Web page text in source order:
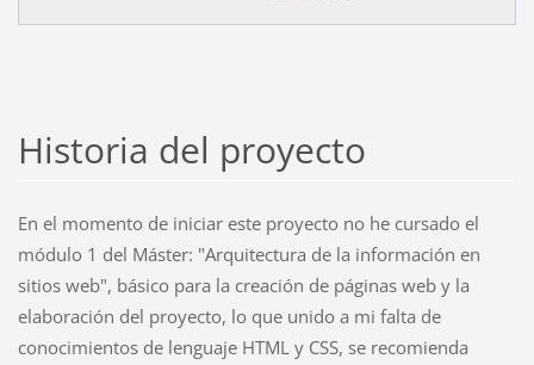
Historia del proyecto
En el momento de iniciar este proyecto no he cursado el
módulo 1 del Máster: "Arquitectura de la información en
sitios web", básico para la creación de páginas web y la
elaboración del proyecto, lo que unido a mi falta de
conocimientos de lenguaje HTML y CSS, se recomienda